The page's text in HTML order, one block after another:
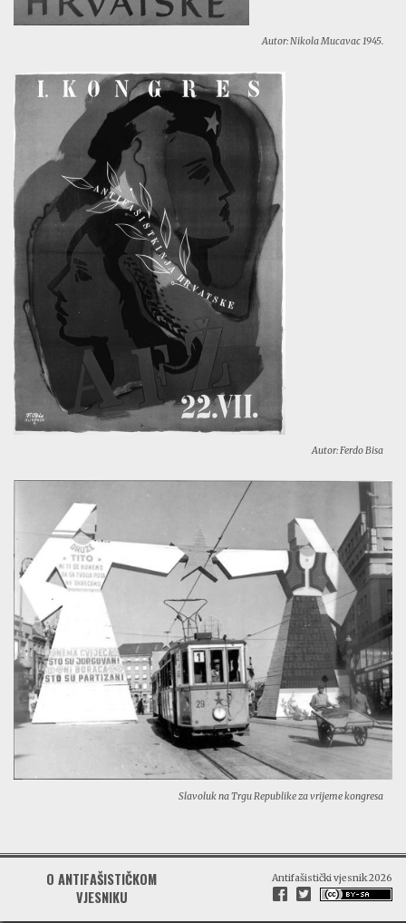
Autor: Nikola Mucavac 1945.
Autor: Ferdo Bisa
Slavoluk na Trgu Republike za vrijeme kongresa
O ANTIFAŠISTIČKOM
VJESNIKU
Antifašistički vjesnik 2026